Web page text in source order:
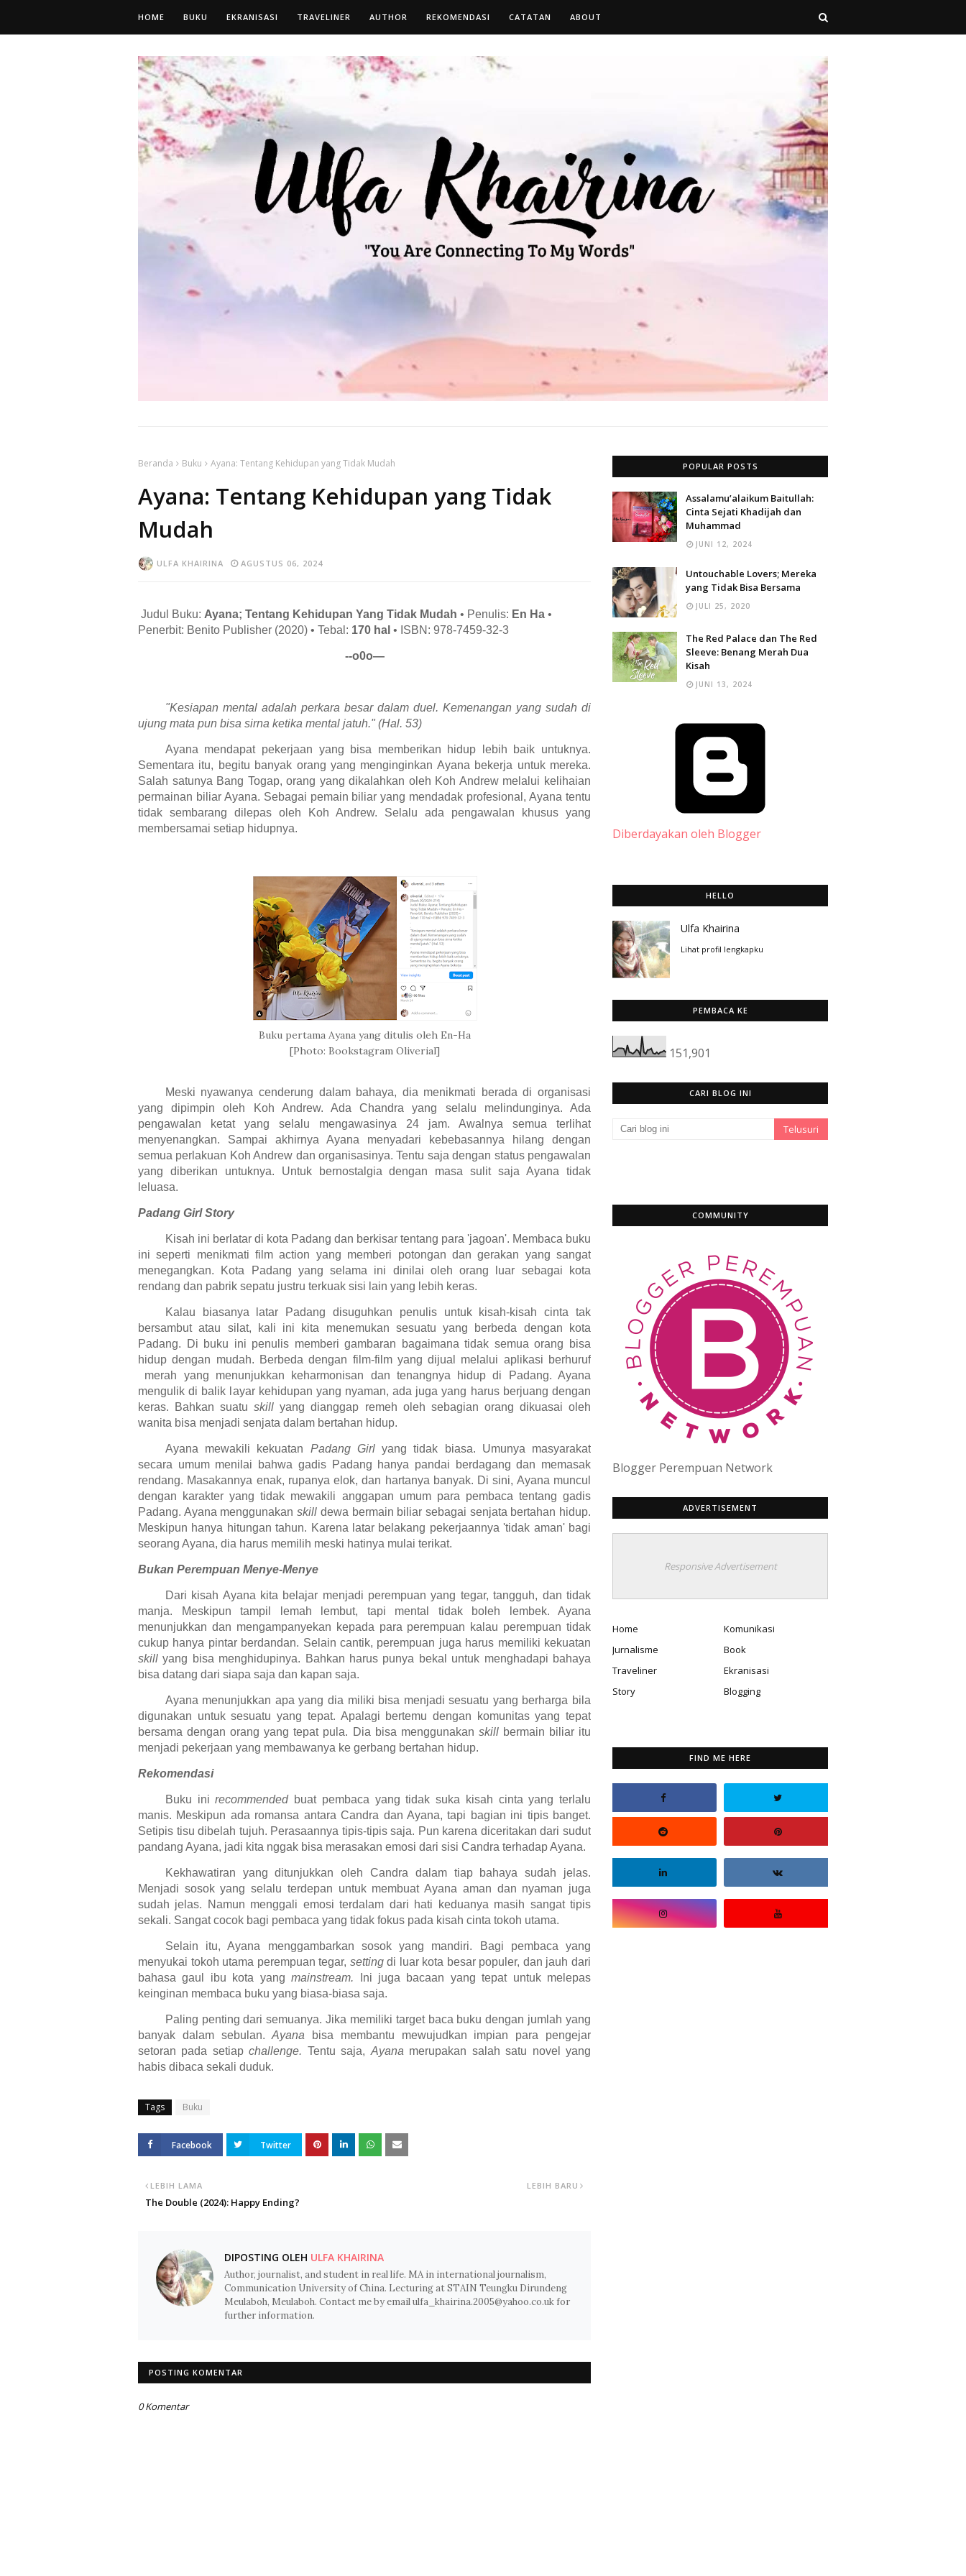
HOME BUKU EKRANISASI TRAVELINER AUTHOR REKOMENDASI CATATAN ABOUT
Beranda Buku Ayana: Tentang Kehidupan yang Tidak Mudah
Ayana: Tentang Kehidupan yang Tidak
Mudah
ULFA KHAIRINA AGUSTUS 06, 2024
Judul Buku: Ayana; Tentang Kehidupan Yang Tidak Mudah • Penulis: En Ha •
Penerbit: Benito Publisher (2020) • Tebal: 170 hal • ISBN: 978-7459-32-3
--o0o—
"Kesiapan mental adalah perkara besar dalam duel. Kemenangan yang sudah di
ujung mata pun bisa sirna ketika mental jatuh." (Hal. 53)
Ayana mendapat pekerjaan yang bisa memberikan hidup lebih baik untuknya.
Sementara itu, begitu banyak orang yang menginginkan Ayana bekerja untuk mereka.
Salah satunya Bang Togap, orang yang dikalahkan oleh Koh Andrew melalui kelihaian
permainan biliar Ayana. Sebagai pemain biliar yang mendadak profesional, Ayana tentu
tidak sembarang dilepas oleh Koh Andrew. Selalu ada pengawalan khusus yang
membersamai setiap hidupnya.
Buku pertama Ayana yang ditulis oleh En-Ha
[Photo: Bookstagram Oliverial]
Meski nyawanya cenderung dalam bahaya, dia menikmati berada di organisasi
yang dipimpin oleh Koh Andrew. Ada Chandra yang selalu melindunginya. Ada
pengawalan ketat yang selalu mengawasinya 24 jam. Awalnya semua terlihat
menyenangkan. Sampai akhirnya Ayana menyadari kebebasannya hilang dengan
semua perlakuan Koh Andrew dan organisasinya. Tentu saja dengan status pengawalan
yang diberikan untuknya. Untuk bernostalgia dengan masa sulit saja Ayana tidak
leluasa.
Padang Girl Story
Kisah ini berlatar di kota Padang dan berkisar tentang para 'jagoan'. Membaca buku
ini seperti menikmati film action yang memberi potongan dan gerakan yang sangat
menegangkan. Kota Padang yang selama ini dinilai oleh orang luar sebagai kota
rendang dan pabrik sepatu justru terkuak sisi lain yang lebih keras.
Kalau biasanya latar Padang disuguhkan penulis untuk kisah-kisah cinta tak
bersambut atau silat, kali ini kita menemukan sesuatu yang berbeda dengan kota
Padang. Di buku ini penulis memberi gambaran bagaimana tidak semua orang bisa
hidup dengan mudah. Berbeda dengan film-film yang dijual melalui aplikasi berhuruf
merah yang menunjukkan keharmonisan dan tenangnya hidup di Padang. Ayana
mengulik di balik layar kehidupan yang nyaman, ada juga yang harus berjuang dengan
keras. Bahkan suatuskill yang dianggap remeh oleh sebagian orang dikuasai oleh
wanita bisa menjadi senjata dalam bertahan hidup.
Ayana mewakili kekuatan Padang Girlyang tidak biasa. Umunya masyarakat
secara umum menilai bahwa gadis Padang hanya pandai berdagang dan memasak
rendang. Masakannya enak, rupanya elok, dan hartanya banyak. Di sini, Ayana muncul
dengan karakter yang tidak mewakili anggapan umum para pembaca tentang gadis
Padang. Ayana menggunakanskill dewa bermain biliar sebagai senjata bertahan hidup.
Meskipun hanya hitungan tahun. Karena latar belakang pekerjaannya 'tidak aman' bagi
seorang Ayana, dia harus memilih meski hatinya mulai terikat.
Bukan Perempuan Menye-Menye
Dari kisah Ayana kita belajar menjadi perempuan yang tegar, tangguh, dan tidak
manja. Meskipun tampil lemah lembut, tapi mental tidak boleh lembek. Ayana
menunjukkan dan mengampanyekan kepada para perempuan kalau perempuan tidak
cukup hanya pintar berdandan. Selain cantik, perempuan juga harus memiliki kekuatan
skillyang bisa menghidupinya. Bahkan harus punya bekal untuk menghadapi bahaya
bisa datang dari siapa saja dan kapan saja.
Ayana menunjukkan apa yang dia miliki bisa menjadi sesuatu yang berharga bila
digunakan untuk sesuatu yang tepat. Apalagi bertemu dengan komunitas yang tepat
bersama dengan orang yang tepat pula. Dia bisa menggunakan skill bermain biliar itu
menjadi pekerjaan yang membawanya ke gerbang bertahan hidup.
Rekomendasi
Buku inirecommendedbuat pembaca yang tidak suka kisah cinta yang terlalu
manis. Meskipun ada romansa antara Candra dan Ayana, tapi bagian ini tipis banget.
Setipis tisu dibelah tujuh. Perasaannya tipis-tipis saja. Pun karena diceritakan dari sudut
pandang Ayana, jadi kita nggak bisa merasakan emosi dari sisi Candra terhadap Ayana.
Kekhawatiran yang ditunjukkan oleh Candra dalam tiap bahaya sudah jelas.
Menjadi sosok yang selalu terdepan untuk membuat Ayana aman dan nyaman juga
sudah jelas. Namun menggali emosi terdalam dari hati keduanya masih sangat tipis
sekali. Sangat cocok bagi pembaca yang tidak fokus pada kisah cinta tokoh utama.
Selain itu, Ayana menggambarkan sosok yang mandiri. Bagi pembaca yang
menyukai tokoh utama perempuan tegar, settingdi luar kota besar populer, dan jauh dari
bahasa gaul ibu kota yangmainstream.
Ini juga bacaan yang tepat untuk melepas
keinginan membaca buku yang biasa-biasa saja.
Paling penting dari semuanya. Jika memiliki target baca buku dengan jumlah yang
banyak dalam sebulan.Ayana
bisa membantu mewujudkan impian para pengejar
setoran pada setiapchallenge. Tentu saja, Ayana merupakan salah satu novel yang
habis dibaca sekali duduk.
Tags Buku
Facebook Twitter
LEBIH BARU
LEBIH LAMA
The Double (2024): Happy Ending?
DIPOSTING OLEH ULFA KHAIRINA
Author, journalist, and student in real life. MA in international journalism,
Communication University of China. Lecturing at STAIN Teungku Dirundeng
Meulaboh, Meulaboh. Contact me by email ulfa_khairina.2005@yahoo.co.uk for
further information.
POSTING KOMENTAR
0 Komentar
POPULAR POSTS
Assalamu’alaikum Baitullah:
Cinta Sejati Khadijah dan
Muhammad
JUNI 12, 2024
Untouchable Lovers; Mereka
yang Tidak Bisa Bersama
JULI 25, 2020
The Red Palace dan The Red
Sleeve: Benang Merah Dua
Kisah
JUNI 13, 2024
Diberdayakan oleh Blogger
HELLO
Ulfa Khairina
Lihat profil lengkapku
PEMBACA KE
151,901
CARI BLOG INI
COMMUNITY
Blogger Perempuan Network
ADVERTISEMENT
Responsive Advertisement
Home
Komunikasi
Jurnalisme
Book
Traveliner
Ekranisasi
Story
Blogging
FIND ME HERE